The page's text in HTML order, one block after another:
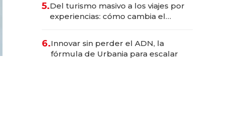
transformadoras
5.Del turismo masivo a los viajes por
experiencias: cómo cambia el
6.Innovar sin perder el ADN, la
fórmula de Urbania para escalar